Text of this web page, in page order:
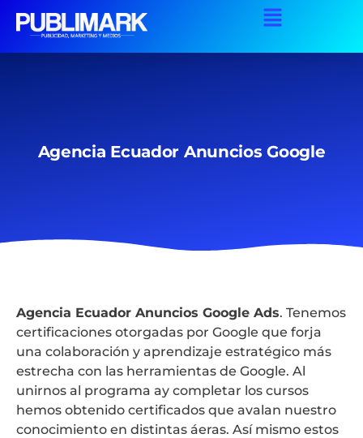
Agencia Ecuador Anuncios Google
Agencia Ecuador Anuncios Google Ads. Tenemos
certificaciones otorgadas por Google que forja
una colaboración y aprendizaje estratégico más
estrecha con las herramientas de Google. Al
unirnos al programa ay completar los cursos
hemos obtenido certificados que avalan nuestro
conocimiento en distintas áeras. Así mismo estos